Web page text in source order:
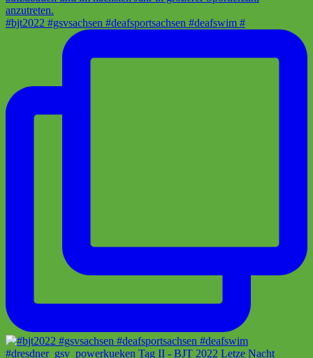
#bjt2022 #gsvsachsen #deafsportsachsen #deafswim #